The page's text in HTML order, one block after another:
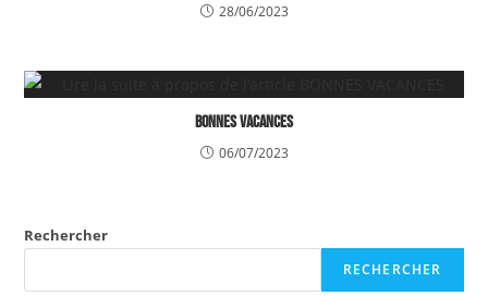
28/06/2023
BONNES VACANCES
06/07/2023
Rechercher
RECHERCHER